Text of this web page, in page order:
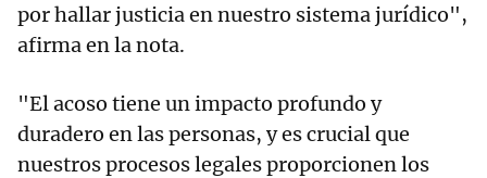
por hallar justicia en nuestro sistema jurídico",
afirma en la nota.
"El acoso tiene un impacto profundo y
duradero en las personas, y es crucial que
nuestros procesos legales proporcionen los